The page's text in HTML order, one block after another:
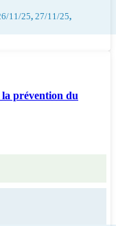
11/25, 27/11/25,
prévention du